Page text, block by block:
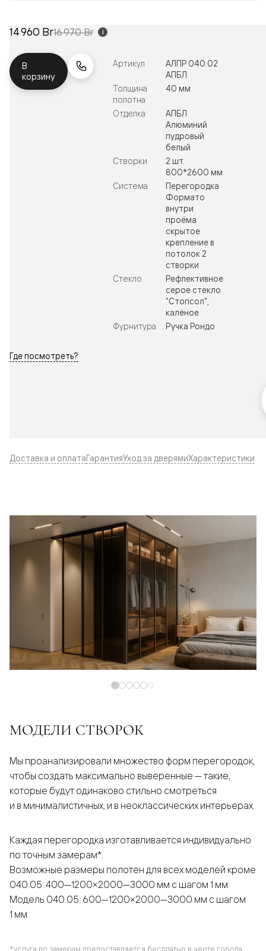
14 960 Br16 970 Br i
В
корзину
Артикул
АЛПР 040.02
АПБЛ
Толщина
полотна
40 мм
Отделка
АПБЛ
Алюминий
пудровый
белый
Створки
2 шт.
800*2600 мм
Система
Перегородка
Формато
внутри
проёма
скрытое
крепление в
потолок 2
створки
Стекло
Рефлективное
серое стекло
"Стопсол",
калёное
Фурнитура
Ручка Рондо
Где посмотреть?
Доставка и оплатаГарантияУход за дверямиХарактеристики
МОДЕЛИ СТВОРОК
Мы проанализировали множество форм перегородок,
чтобы создать максимально выверенные — такие,
которые будут одинаково стильно смотреться
и в минималистичных, и в неоклассических интерьерах.
Каждая перегородка изготавливается индивидуально
по точным замерам*.
Возможные размеры полотен для всех моделей кроме
040.05: 400—1200×2000—3000 мм с шагом 1 мм
Модель 040.05: 600—1200×2000—3000 мм с шагом
1 мм
*услуга по замерам предоставляется бесплатно в черте города